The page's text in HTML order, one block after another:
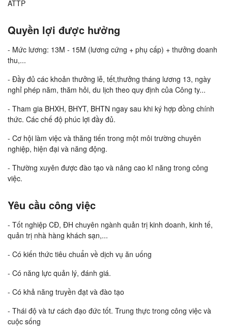
ATTP
Quyền lợi được hưởng
- Mức lương: 13M - 15M (lương cứng + phụ cấp) + thưởng doanh
thu,...
- Đầy đủ các khoản thưởng lễ, tết,thưởng tháng lương 13, ngày
nghỉ phép năm, thăm hỏi, du lịch theo quy định của Công ty...
- Tham gia BHXH, BHYT, BHTN ngay sau khi ký hợp đồng chính
thức. Các chế độ phúc lợi đầy đủ.
- Cơ hội làm việc và thăng tiến trong một môi trường chuyên
nghiệp, hiện đại và năng động.
- Thường xuyên được đào tạo và nâng cao kĩ năng trong công
việc.
Yêu cầu công việc
- Tốt nghiệp CĐ, ĐH chuyên ngành quản trị kinh doanh, kinh tế,
quản trị nhà hàng khách sạn,...
- Có kiến thức tiêu chuẩn về dịch vụ ăn uống
- Có năng lực quản lý, đánh giá.
- Có khả năng truyền đạt và đào tạo
- Thái độ và tư cách đạo đức tốt. Trung thực trong công việc và
cuộc sống